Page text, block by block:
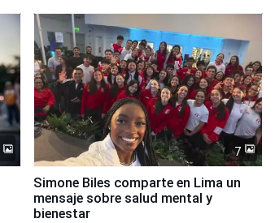
7
Simone Biles comparte en Lima un
mensaje sobre salud mental y
bienestar